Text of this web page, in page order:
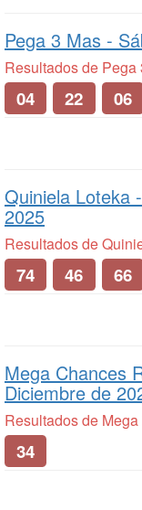
Pega 3 Mas -
Resultados de Pega
04 22 06
Quiniela Loteka -
2025
Resultados de
74 46 66
Mega Chances
Diciembre de
Resultados de
34